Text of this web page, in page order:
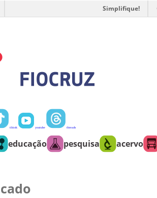
Simplifique!
tiktok youtube
threads
educação pesquisa acervo